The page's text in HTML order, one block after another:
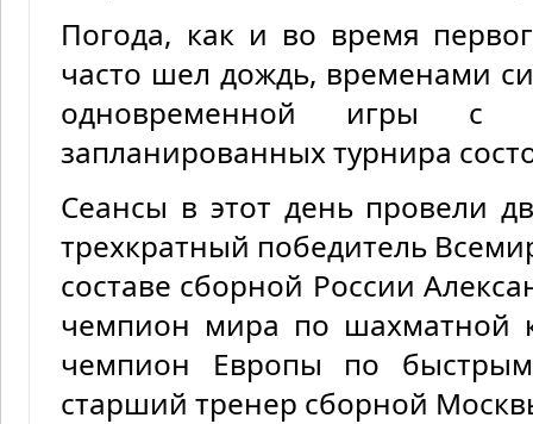
Погода, как и во время
часто шел дождь, временами
одновременной игры с
запланированных турнира
Сеансы в этот день провели
трехкратный победитель
составе сборной России
чемпион мира по шахматной
чемпион Европы по
старший тренер сборной